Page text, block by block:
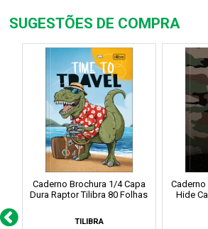
SUGESTÕES DE COMPRA
Caderno Brochura 1/4 Capa
Dura Raptor Tilibra 80 Folhas
TILIBRA
Caderno
Hide